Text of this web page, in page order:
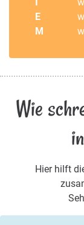
E
M
Wie
Hier hilft